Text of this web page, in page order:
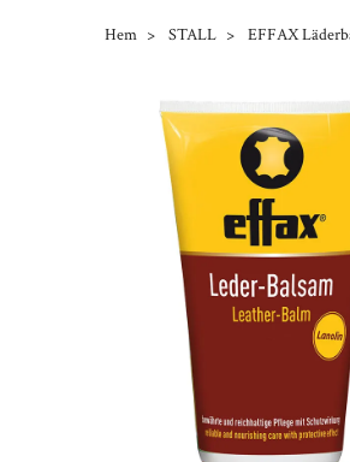
Hem STALL EFFAX